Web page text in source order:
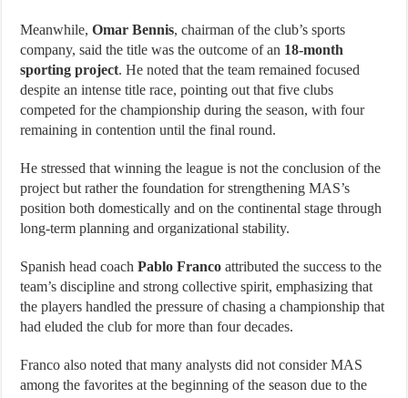
Meanwhile,Omar Bennis, chairman of the club’s sports
company, said the title was the outcome of an 18-month
sporting project. He noted that the team remained focused
despite an intense title race, pointing out that five clubs
competed for the championship during the season, with four
remaining in contention until the final round.
He stressed that winning the league is not the conclusion of the
project but rather the foundation for strengthening MAS’s
position both domestically and on the continental stage through
long-term planning and organizational stability.
Spanish head coachPablo Franco attributed the success to the
team’s discipline and strong collective spirit, emphasizing that
the players handled the pressure of chasing a championship that
had eluded the club for more than four decades.
Franco also noted that many analysts did not consider MAS
among the favorites at the beginning of the season due to the